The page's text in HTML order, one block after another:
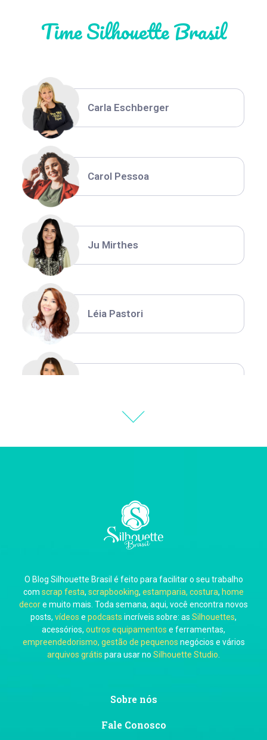
Time Silhouette Brasil
Thiara Ney
Carla Eschberger
Carol Pessoa
Ju Mirthes
Léia Pastori
Carla Eschberger
Carol Pessoa
Ju Mirthes
O Blog Silhouette Brasil é feito para facilitar o seu trabalho
com scrap festa, scrapbooking, estamparia, costura, home
decore muito mais. Toda semana, aqui, você encontra novos
posts, vídeos e podcasts incríveis sobre: as Silhouettes,
acessórios, outros equipamentos e ferramentas,
empreendedorismo, gestão de pequenos negócios e vários
arquivos grátis para usar no Silhouette Studio
Sobre nós
Fale Conosco